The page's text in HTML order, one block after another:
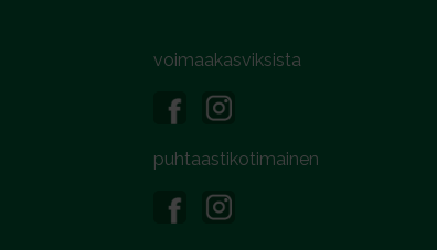
voimaakasviksista
puhtaastikotimainen